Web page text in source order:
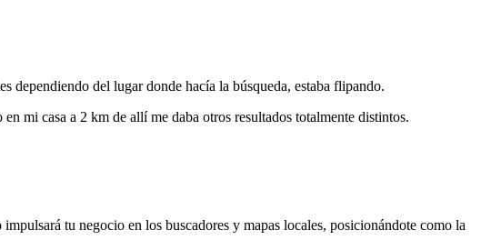
dependiendo del lugar donde hacía la búsqueda, estaba flipando.
mi casa a 2 km de allí me daba otros resultados totalmente distintos.
tu negocio en los buscadores y mapas locales, posicionándote como la